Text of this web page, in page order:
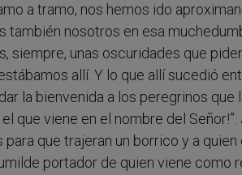
a tramo, nos hemos ido
nosotros en esa
siempre, unas oscuridades que
allí. Y lo que allí sucedió
la bienvenida a los peregrinos que
que viene en el nombre del
que trajeran un borrico y a
portador de quien viene como